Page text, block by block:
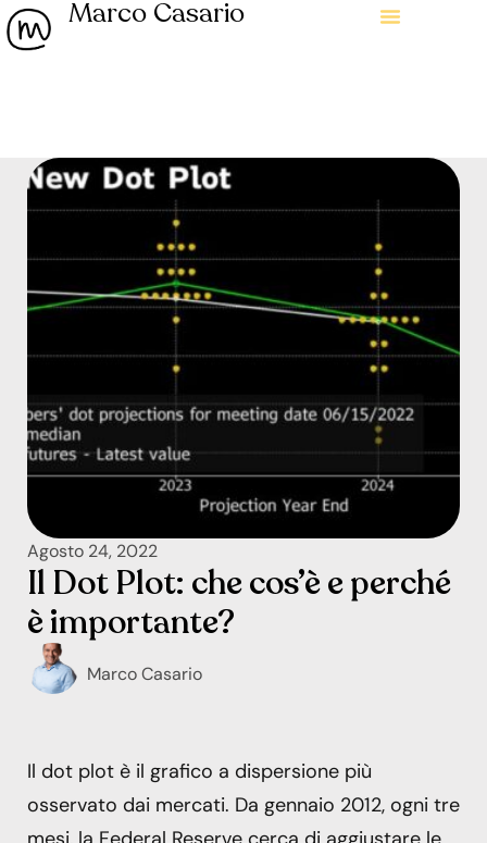
Marco Casario
Agosto 24, 2022
Il Dot Plot: che cos’è e perché
è importante?
Marco Casario
Il dot plot è il grafico a dispersione più
osservato dai mercati. Da gennaio 2012, ogni tre